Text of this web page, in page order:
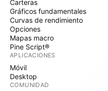
Carteras
Gráficos fundamentales
Curvas de rendimiento
Opciones
Mapas macro
Pine Script®
APLICACIONES
Móvil
Desktop
COMUNIDAD